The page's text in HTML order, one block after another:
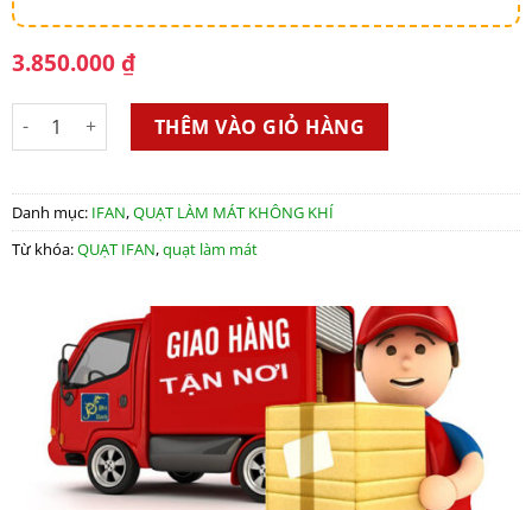
3.850.000₫
Máy làm mát IFAN 400 số lượng
THÊM VÀO GIỎ HÀNG
Danh mục: IFAN,QUẠT LÀM MÁT KHÔNG KHÍ
Từ khóa:QUẠT IFAN,quạt làm mát